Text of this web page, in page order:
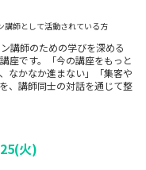
講師として活動されている方
講師のための学びを深める
座です。「今の講座をもっと
なかなか進まない」「集客や
、講師同士の対話を通じて整
火)